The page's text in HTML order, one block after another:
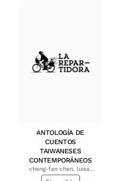
ANTOLOGÍA DE
CUENTOS
TAIWANESES
CONTEMPORÁNEOS
cheng-fan chen, luisa;
shu-ying chang, luisa